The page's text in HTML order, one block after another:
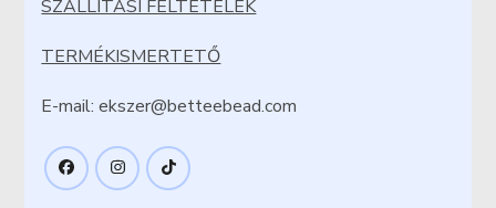
SZÁLLÍTÁSI FELTÉTELEK
TERMÉKISMERTETŐ
E-mail: ekszer@betteebead.com